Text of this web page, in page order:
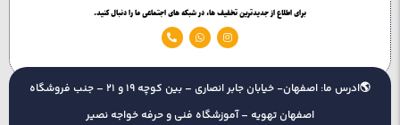
برای اطلاع از جدیدترین تخفیف ها، در شبکه های اجتماعی ما را دنبال کنید.
🌎ادرس ما: اصفهان- خیابان جابر انصاری – بین کوچه 19 و 21 – جنب فروشگاه
اصفهان تهویه – آموزشگاه فنی و حرفه خواجه نصیر